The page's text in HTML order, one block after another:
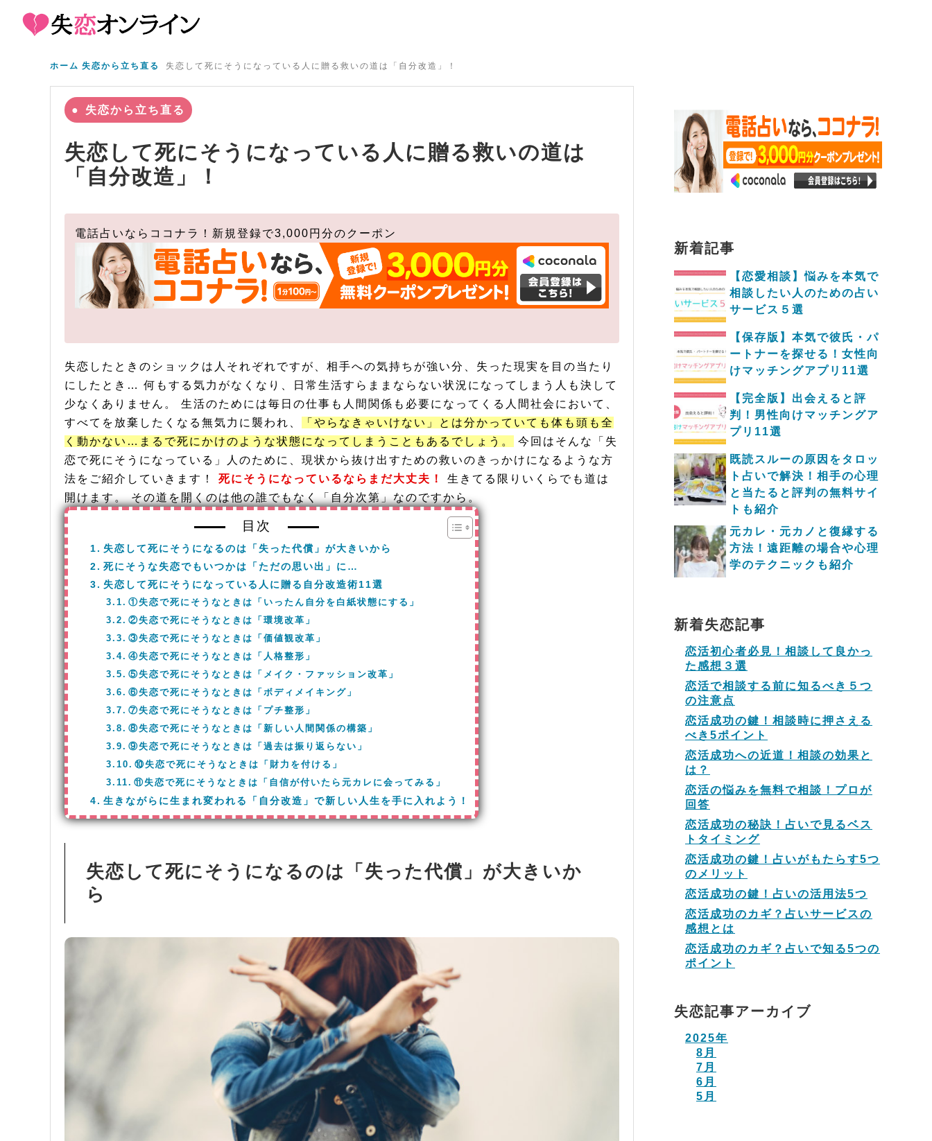
ホーム 失恋から立ち直る 失恋して死にそうになっている人に贈る救いの道は「自分改造」！
失恋から立ち直る
失恋して死にそうになっている人に贈る救いの道は
「自分改造」！
電話占いならココナラ！新規登録で3,000円分のクーポン
失恋したときのショックは人それぞれですが、相手への気持ちが強い分、失った現実を目の当たり
にしたとき… 何もする気力がなくなり、日常生活すらままならない状況になってしまう人も決して
少なくありません。 生活のためには毎日の仕事も人間関係も必要になってくる人間社会において、
すべてを放棄したくなる無気力に襲われ、
「やらなきゃいけない」とは分かっていても体も頭も全
く動かない…まるで死にかけのような状態になってしまうこともあるでしょう。
今回はそんな「失
恋で死にそうになっている」人のために、現状から抜け出すための救いのきっかけになるような方
法をご紹介していきます！ 死にそうになっているならまだ大丈夫！
生きてる限りいくらでも道は
開けます。 その道を開くのは他の誰でもなく「自分次第」なのですから。
目次
失恋して死にそうになるのは「失った代償」が大きいから
死にそうな失恋でもいつかは「ただの思い出」に…
失恋して死にそうになっている人に贈る自分改造術11選
①失恋で死にそうなときは「いったん自分を白紙状態にする」
②失恋で死にそうなときは「環境改革」
③失恋で死にそうなときは「価値観改革」
④失恋で死にそうなときは「人格整形」
⑤失恋で死にそうなときは「メイク・ファッション改革」
⑥失恋で死にそうなときは「ボディメイキング」
⑦失恋で死にそうなときは「プチ整形」
⑧失恋で死にそうなときは「新しい人間関係の構築」
⑨失恋で死にそうなときは「過去は振り返らない」
⑩失恋で死にそうなときは「財力を付ける」
⑪失恋で死にそうなときは「自信が付いたら元カレに会ってみる」
生きながらに生まれ変われる「自分改造」で新しい人生を手に入れよう！
失恋して死にそうになるのは「失った代償」が大きいか
ら
新着記事
【恋愛相談】悩みを本気で
相談したい人のための占い
サービス５選
【保存版】本気で彼氏・パ
ートナーを探せる！女性向
けマッチングアプリ11選
【完全版】出会えると評
判！男性向けマッチングア
プリ11選
既読スルーの原因をタロッ
ト占いで解決！相手の心理
と当たると評判の無料サイ
トも紹介
元カレ・元カノと復縁する
方法！遠距離の場合や心理
学のテクニックも紹介
新着失恋記事
恋活初心者必見！相談して良かっ
た感想３選
恋活で相談する前に知るべき５つ
の注意点
恋活成功の鍵！相談時に押さえる
べき5ポイント
恋活成功への近道！相談の効果と
は？
恋活の悩みを無料で相談！プロが
回答
恋活成功の秘訣！占いで見るベス
トタイミング
恋活成功の鍵！占いがもたらす5つ
のメリット
恋活成功の鍵！占いの活用法5つ
恋活成功のカギ？占いサービスの
感想とは
恋活成功のカギ？占いで知る5つの
ポイント
失恋記事アーカイブ
2025年
8月
7月
6月
5月